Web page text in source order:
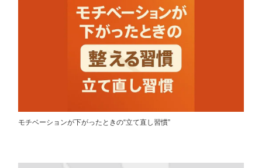
モチベーションが下がったときの“立て直し習慣”